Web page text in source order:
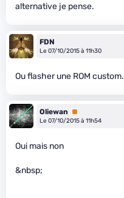
alternative je pense.
FDN
Le 07/10/2015 à 11h30
Ou flasher une ROM custom.
Oliewan
Premium
Le 07/10/2015 à 11h54
Oui mais non
&nbsp;